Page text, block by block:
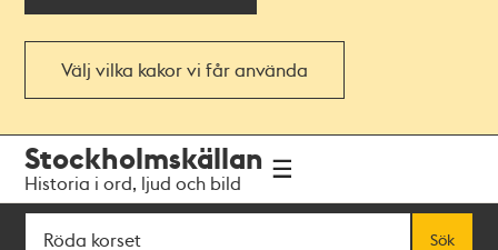
Välj vilka kakor vi får använda
navigationen
huvudinnehållet
Stockholmskällan
Historia i ord, ljud och bild
Sök
Sök